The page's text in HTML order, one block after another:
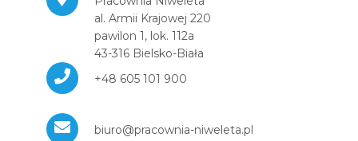
al. Armii Krajowej 220
pawilon 1, lok. 112a
43-316 Bielsko-Biała
+48 605 101 900
biuro@pracownia-niweleta.pl